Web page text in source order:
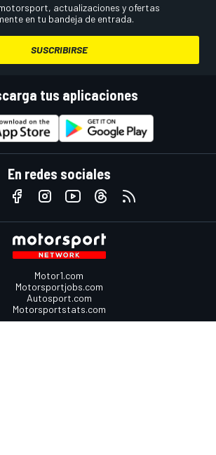
actualizaciones y ofertas
en tu bandeja de entrada.
SUSCRIBIRSE
tus aplicaciones
En redes sociales
Motor1.com
Motorsportjobs.com
Autosport.com
Motorsportstats.com